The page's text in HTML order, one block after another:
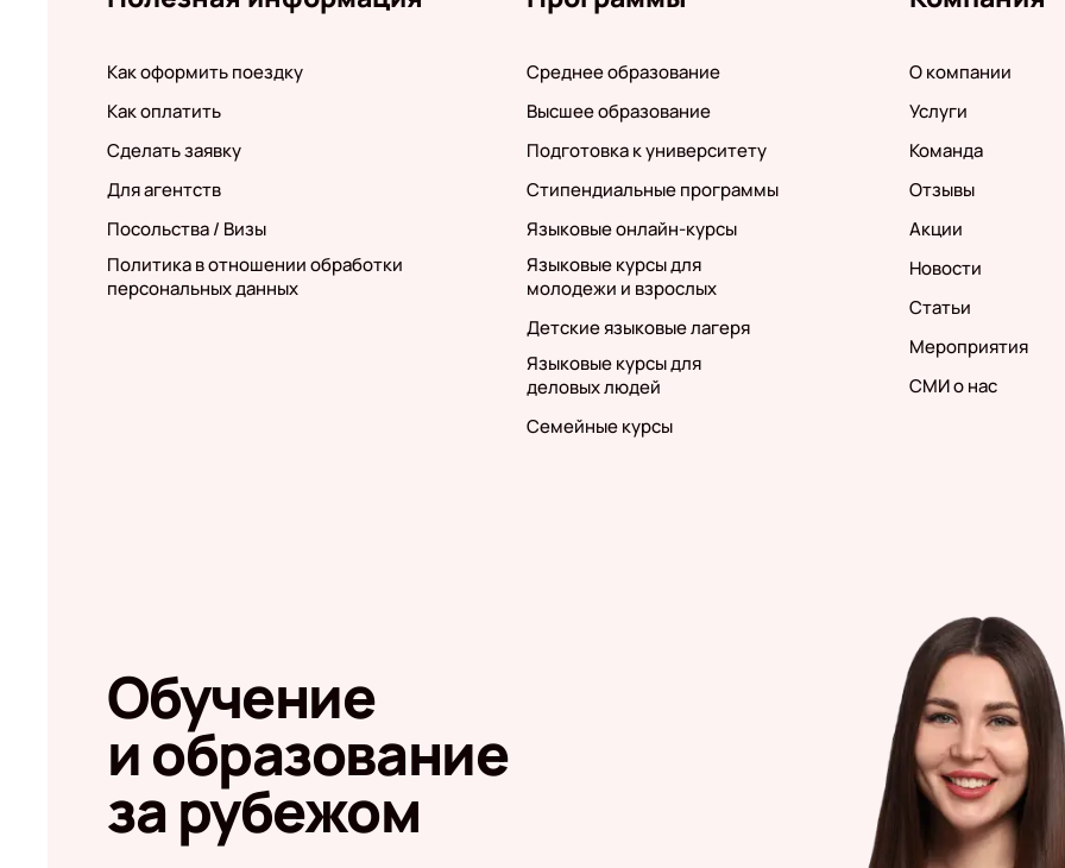
Как оформить поездку
Как оплатить
Сделать заявку
Для агентств
Посольства / Визы
Политика в отношении обработки
персональных данных
Среднее образование
Высшее образование
Подготовка к университету
Стипендиальные программы
Языковые онлайн-курсы
Языковые курсы для
молодежи и взрослых
Детские языковые лагеря
Языковые курсы для
деловых людей
Семейные курсы
О компании
Услуги
Команда
Отзывы
Акции
Новости
Статьи
Мероприятия
СМИ о нас
Обучение
и образование
за рубежом